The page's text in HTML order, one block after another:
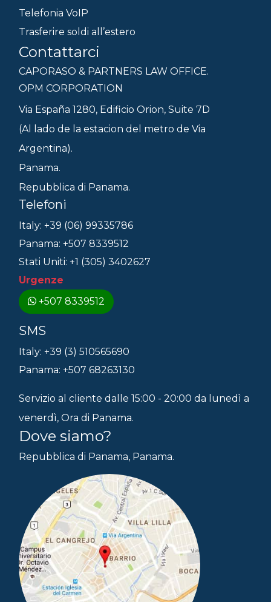
Telefonia VoIP
Trasferire soldi all’estero
Contattarci
CAPORASO & PARTNERS LAW OFFICE.
OPM CORPORATION
Via España 1280, Edificio Orion, Suite 7D
(Al lado de la estacion del metro de Via
Argentina).
Panama.
Repubblica di Panama.
Telefoni
Italy: +39 (06) 99335786
Panama: +507 8339512
Stati Uniti: +1 (305) 3402627
Urgenze
+507 8339512
SMS
Italy: +39 (3) 510565690
Panama: +507 68263130
Servizio al cliente dalle 15:00 - 20:00 da lunedì a
venerdì, Ora di Panama.
Dove siamo?
Repubblica di Panama, Panama.